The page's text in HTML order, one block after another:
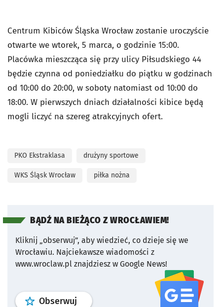
Centrum Kibiców Śląska Wrocław zostanie uroczyście
otwarte we wtorek, 5 marca, o godzinie 15:00.
Placówka mieszcząca się przy ulicy Piłsudskiego 44
będzie czynna od poniedziałku do piątku w godzinach
od 10:00 do 20:00, w soboty natomiast od 10:00 do
18:00. W pierwszych dniach działalności kibice będą
mogli liczyć na szereg atrakcyjnych ofert.
PKO Ekstraklasa drużyny sportowe
WKS Śląsk Wrocław piłka nożna
BĄDŹ NA BIEŻĄCO Z WROCŁAWIEM!
Kliknij „obserwuj”, aby wiedzieć, co dzieje się we
Wrocławiu. Najciekawsze wiadomości z
www.wroclaw.pl znajdziesz w Google News!
Obserwuj profil serwisu